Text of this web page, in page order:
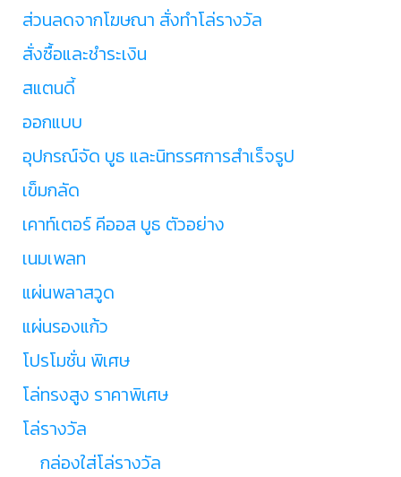
ส่วนลดจากโฆษณา สั่งทำโล่รางวัล
สั่งซื้อและชำระเงิน
สแตนดี้
ออกแบบ
อุปกรณ์จัด บูธ และนิทรรศการสำเร็จรูป
เข็มกลัด
เคาท์เตอร์ คีออส บูธ ตัวอย่าง
เนมเพลท
แผ่นพลาสวูด
แผ่นรองแก้ว
โปรโมชั่น พิเศษ
โล่ทรงสูง ราคาพิเศษ
โล่รางวัล
กล่องใส่โล่รางวัล